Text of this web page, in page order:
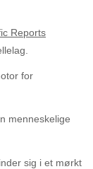
Reports
for
menneskelige
sig i et mørkt